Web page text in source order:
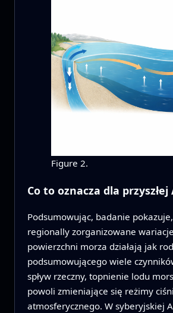
Figure 2.
Co to oznacza dla
Podsumowując, badanie pokazuje,
regionally zorganizowane
powierzchni morza działają jak
podsumowującego wiele
spływ rzeczny, topnienie lodu
powoli zmieniające się reżimy
atmosferycznego. W syberyjskiej